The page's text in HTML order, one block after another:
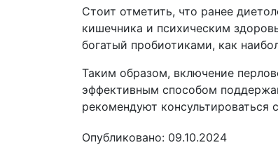
Стоит отметить, что ранее
кишечника и психическим
богатый пробиотиками, как
Таким образом, включение
эффективным способом
рекомендуют
Опубликовано: 09.10.2024